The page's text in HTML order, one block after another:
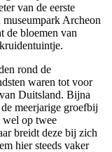
van de eerste
Archeon
de bloemen van
rond de
waren tot voor
Duitsland. Bijna
meerjarige groefbij
wel op twee
breidt deze bij zich
hier steeds vaker